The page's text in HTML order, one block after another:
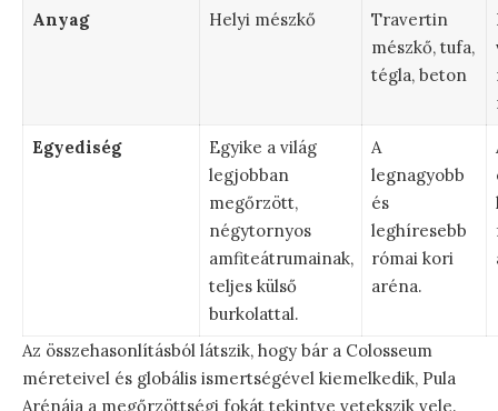
Anyag Helyi mészkő
Travertin
mészkő, tufa,
tégla, beton
Egyediség
Egyike a világ
legjobban
megőrzött,
négytornyos
amfiteátrumainak,
teljes külső
burkolattal.
A
legnagyobb
és
leghíresebb
római kori
aréna.
Az összehasonlításból látszik, hogy bár a Colosseum
méreteivel és globális ismertségével kiemelkedik, Pula
Arénája a megőrzöttségi fokát tekintve vetekszik vele.